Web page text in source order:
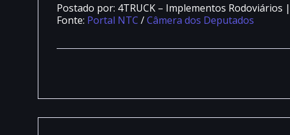
Postado por: 4TRUCK – Implementos Rodoviários |
Fonte: Portal NTC /Câmera dos Deputados